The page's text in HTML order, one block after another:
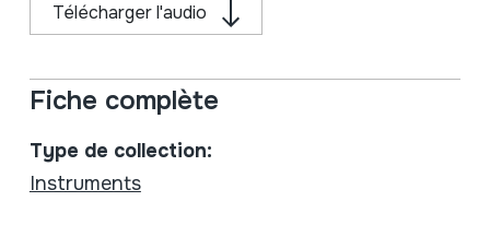
Télécharger l'audio
Fiche complète
Type de collection:
Instruments